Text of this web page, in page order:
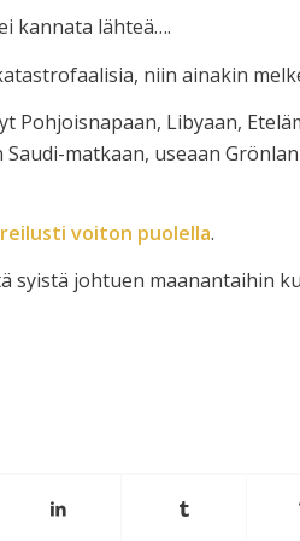
kannata lähteä….
niin ainakin
Pohjoisnapaan, Libyaan,
matkaan, useaan
voiton puolella.
syistä johtuen maanantaihin